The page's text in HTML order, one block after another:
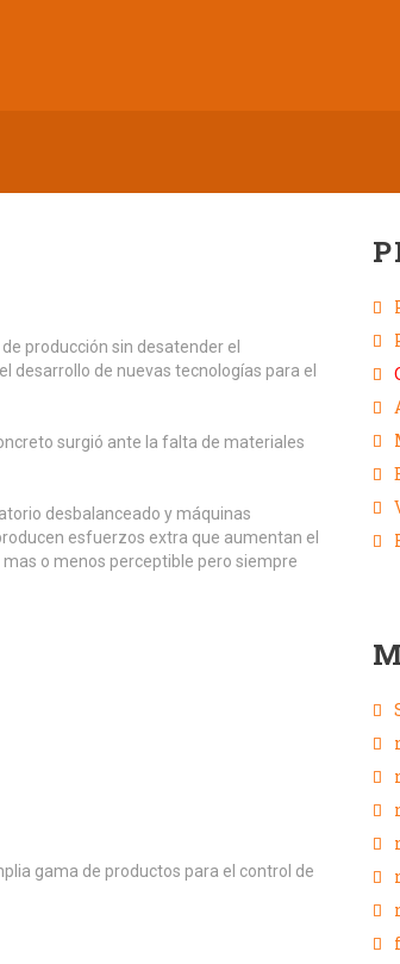
producción sin desatender el
desarrollo de nuevas tecnologías para el
surgió ante la falta de materiales
desbalanceado y máquinas
esfuerzos extra que aumentan el
o menos perceptible pero siempre
gama de productos para el control de